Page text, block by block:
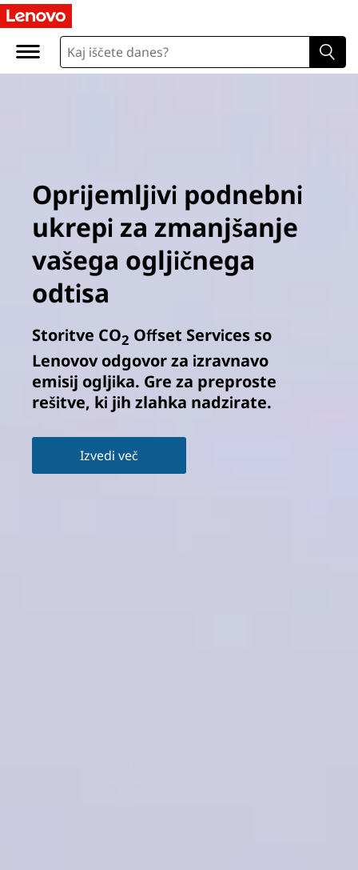
Oprijemljivi podnebni
ukrepi za zmanjšanje
vašega ogljičnega
odtisa
Storitve CO2 Offset Services so
Lenovov odgovor za izravnavo
emisij ogljika. Gre za preproste
rešitve, ki jih zlahka nadzirate.
Izvedi več